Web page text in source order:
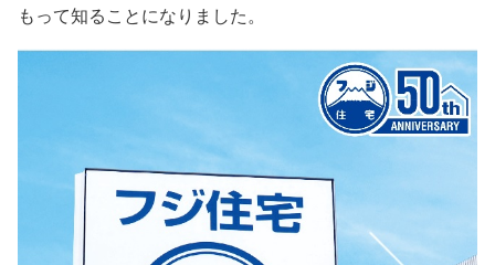
もって知ることになりました。